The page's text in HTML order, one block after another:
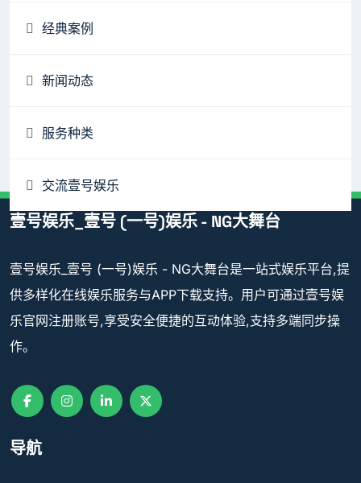
经典案例
新闻动态
服务种类
交流壹号娱乐
壹号娱乐_壹号 (一号)娱乐 - NG大舞台
壹号娱乐_壹号 (一号)娱乐 - NG大舞台是一站式娱乐平台,提
供多样化在线娱乐服务与APP下载支持。用户可通过壹号娱
乐官网注册账号,享受安全便捷的互动体验,支持多端同步操
作。
导航